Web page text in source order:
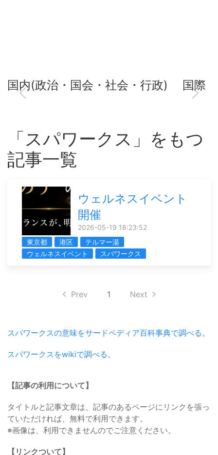
国内(政治・国会・社会・行政) 国際
「スパワークス」をもつ
記事一覧
ウェルネスイベント
開催
2026-05-19 18:23:52
東京都
港区
テルマー湯
ウェルネスイベント
スパワークス
Prev 1 Next
スパワークスの意味をサードペディア百科事典で調べる。
スパワークスをwikiで調べる。
【記事の利用について】
タイトルと記事文章は、記事のあるページにリンクを張っ
ていただければ、無料で利用できます。
※画像は、利用できませんのでご注意ください。
【リンクついて】